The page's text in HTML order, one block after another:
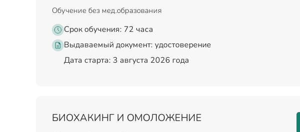
Обучение без мед.образования
Срок обучения: 72 часа
Выдаваемый документ: удостоверение
Дата старта: 3 августа 2026 года
БИОХАКИНГ И ОМОЛОЖЕНИЕ